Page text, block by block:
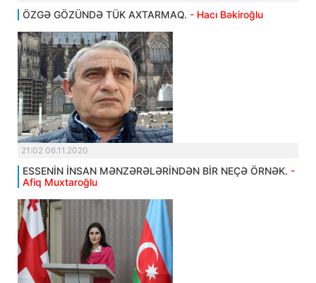
ÖZGƏ GÖZÜNDƏ TÜK AXTARMAQ. - Hacı Bəkiroğlu
21:02 06.11.2020
ESSENİN İNSAN MƏNZƏRƏLƏRİNDƏN BİR NEÇƏ ÖRNƏK. -
Afiq Muxtaroğlu